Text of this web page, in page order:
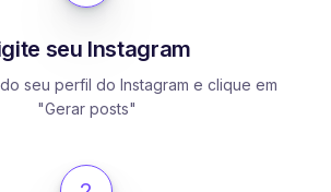
seu Instagram
seu perfil do Instagram e clique em
"Gerar posts"